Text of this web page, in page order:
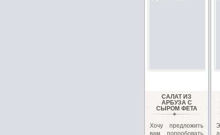
САЛАТ ИЗ
АРБУЗА С
СЫРОМ ФЕТА
Хочу предложить
вам попробовать